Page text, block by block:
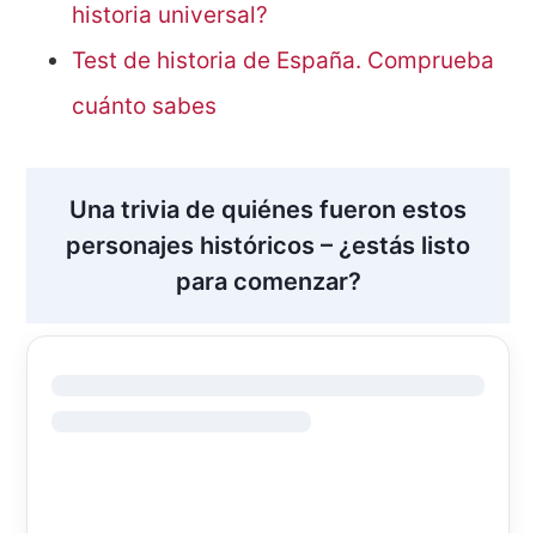
historia universal?
Test de historia de España. Comprueba
cuánto sabes
Una trivia de quiénes fueron estos
personajes históricos – ¿estás listo
para comenzar?